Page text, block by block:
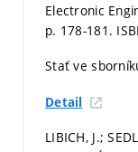
Electronic
p. 178-181.
Stať ve
Detail
LIBICH, J.;